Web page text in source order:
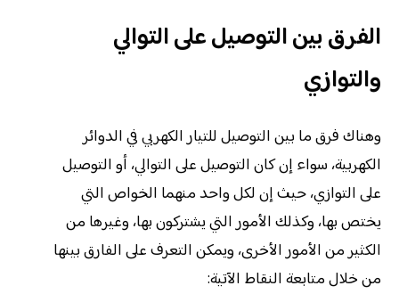
الفرق بين التوصيل على التوالي
والتوازي
وهناك فرق ما بين التوصيل للتيار الكهربي في الدوائر
الكهربية، سواء إن كان التوصيل على التوالي، أو التوصيل
على التوازي، حيث إن لكل واحد منهما الخواص التي
يختص بها، وكذلك الأمور التي يشتركون بها، وغيرها من
الكثير من الأمور الأخرى، ويمكن التعرف على الفارق بينها
من خلال متابعة النقاط الآتية: